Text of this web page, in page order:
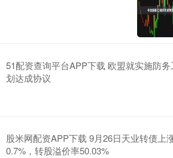
51配资查询平台APP下载 欧盟就实施防
划达成协议
股米网配资APP下载 9月26日天业转债上
0.7%，转股溢价率50.03%